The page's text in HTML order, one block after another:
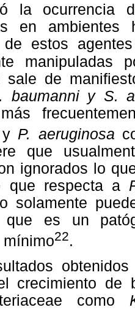
la ocurrencia
en
de estos
manipuladas
sale de
baumanni y S.
P. aeruginosa
que
ignorados lo
que respecta a
solamente
es un
22.
crecimiento de
como